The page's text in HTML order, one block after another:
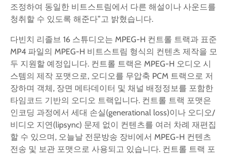
조정하여 동일한 비트스트림에서 다른 해설이나 사운드를
청취할 수 있도록 해준다”고 밝혔습니다.
다빈치 리졸브 16 스튜디오는 MPEG-H 컨트롤 트랙과 표준
MP4 파일의 MPEG-H 비트스트림 형식의 컨텐츠 제작을 모
두 지원할 예정입니다. 컨트롤 트랙은 MPEG-H 오디오 시
스템의 제작 포맷으로, 오디오를 무압축 PCM 트랙으로 저
장하며 객체, 장면 메타데이터 및 채널 배정정보를 포함한
타임코드 기반의 오디오 트랙입니다. 컨트롤 트랙 포맷은
인코딩 과정에서 세대 손실(generational loss)이나 오디오/
비디오 지연(lipsync) 문제 없이 컨텐츠를 여러 차례 재편집
할 수 있으며, 오늘날 전문방송 장비에서 MPEG-H 컨텐츠
전송 및 보관 포맷으로 사용되고 있습니다. 컨트롤 트랙 포